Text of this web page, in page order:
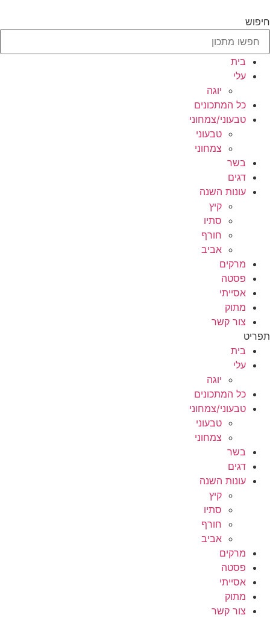
לתוכן
חיפוש
בית
עלי
יוגה
כל המתכונים
טבעוני/צמחוני
טבעוני
צמחוני
בשר
דגים
עונות השנה
קיץ
סתיו
חורף
אביב
מרקים
פסטה
אסייתי
מתוק
צור קשר
תפריט
בית
עלי
יוגה
כל המתכונים
טבעוני/צמחוני
טבעוני
צמחוני
בשר
דגים
עונות השנה
קיץ
סתיו
חורף
אביב
מרקים
פסטה
אסייתי
מתוק
צור קשר